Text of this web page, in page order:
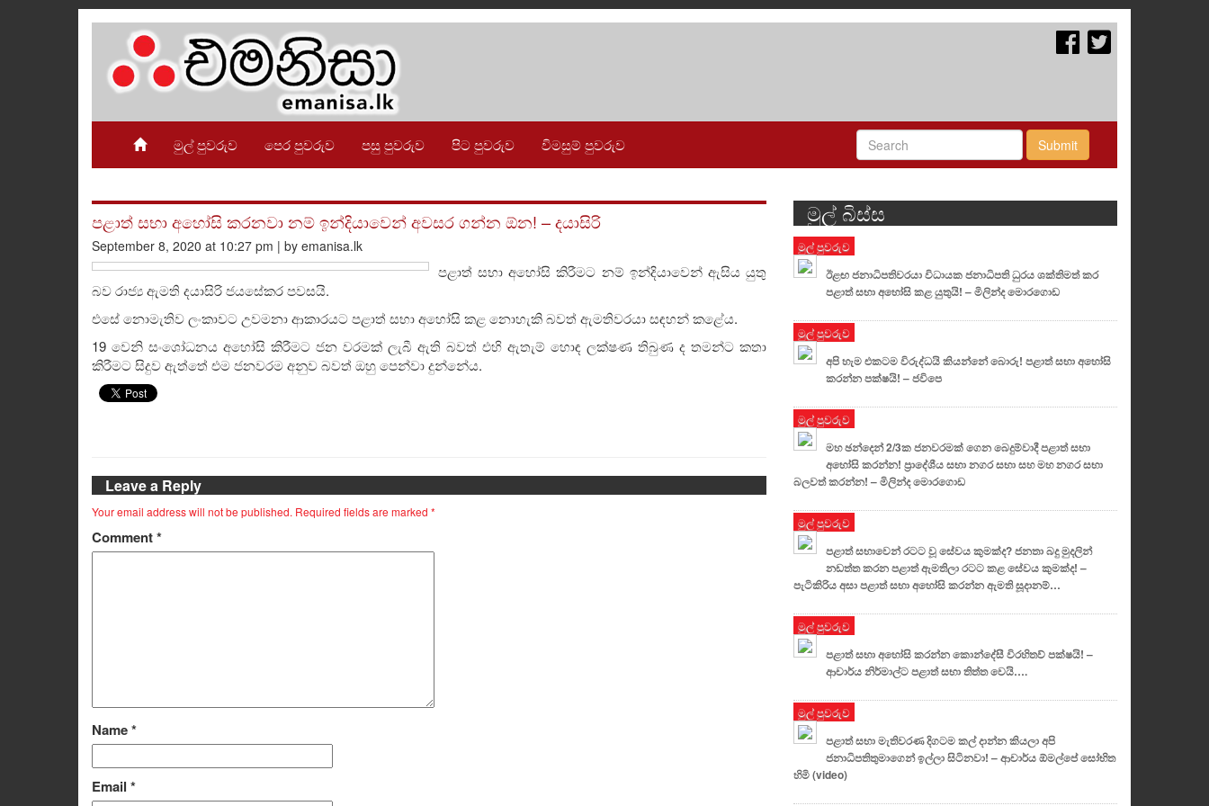
මුල් පුවරුව පෙර පුවරුව පසු පුවරුව පිට පුවරුව විමසුම් පුවරුව Submit
පළාත් සභා අහෝසි කරනවා නම් ඉන්දියාවෙන් අවසර ගන්න ඕන! – දයාසිරි
September 8, 2020 at 10:27 pm | by emanisa.lk
පළාත් සභා අහෝසි කිරීමට නම් ඉන්දියාවෙන් ඇසිය යුතු
බව රාජ්‍ය ඇමති දයාසිරි ජයසේකර පවසයි.
එසේ නොමැතිව ලංකාවට උවමනා ආකාරයට පළාත් සභා අහෝසි කළ නොහැකි බවත් ඇමතිවරයා සඳහන් කළේය.
19 වෙනි සංශෝධනය අහෝසි කිරීමට ජන වරමක් ලැබී ඇති බවත් එහි ඇතැම් හොඳ ලක්ෂණ තිබුණ ද තමන්ට කතා
කිරීමට සිදුව ඇත්තේ එම ජනවරම අනුව බවත් ඔහු පෙන්වා දුන්නේය.
Leave a Reply
Your email address will not be published. Required fields are marked *
Comment*
Name*
Email *
මුල් බිස්ස
මුල් පුවරුව
ඊළඟ ජනාධිපතිවරයා විධායක ජනාධිපති ධුරය ශක්තිමත් කර
පළාත් සභා අහෝසි කළ යුතුයි! – මිලින්ද මොරගොඩ
මුල් පුවරුව
අපි හැම එකටම විරුද්ධයි කියන්නේ බොරු! පළාත් සභා අහෝසි
කරන්න පක්ෂයි! – ජවිපෙ
මුල් පුවරුව
මහ ඡන්දෙන් 2/3ක ජනවරමක් ගෙන බෙදුම්වාදී පළාත් සභා
අහෝසි කරන්න! ප්‍රාදේශීය සභා නගර සභා සහ මහ නගර සභා
බලවත් කරන්න! – මිලින්ද මොරගොඩ
මුල් පුවරුව
පළාත් සභාවෙන් රටට වූ සේවය කුමක්ද? ජනතා බදු මුදලින්
නඩත්ත කරන පළාත් ඇමතිලා රටට කළ සේවය කුමක්ද! –
පැටිකිරිය අසා පළාත් සභා අහෝසි කරන්න ඇමති සූදානම්…
මුල් පුවරුව
පළාත් සභා අහෝසි කරන්න කොන්දේසී විරහිතව් පක්ෂයි! –
ආචාර්ය නිර්මාල්ට පළාත් සභා තිත්ත වෙයි….
මුල් පුවරුව
පළාත් සභා මැතිවරණ දිගටම කල් දාන්න කියලා අපි
ජනාධිපතිතුමාගෙන් ඉල්ලා සිටිනවා! – ආචාර්ය ඕමල්පේ සෝභිත
හිමි (video)